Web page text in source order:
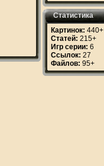
Статистика
Картинок: 440+
Статей: 215+
Игр серии: 6
Ссылок: 27
Файлов: 95+